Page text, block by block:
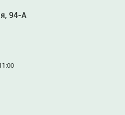
94-А